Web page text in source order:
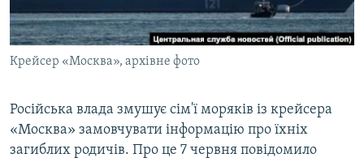
СВІДЧЕННЯ ОКУПАЦІЇ
УКРАЇНСЬКА ПРОБЛЕМА КРИМУ
ІНФОГРАФІКА
Qırımtatar
ДОЛУЧАЙСЯ!
Усі сайти RFE/RL
Крейсер «Москва», архівне фото
Російська влада змушує сім'ї моряків із крейсера
«Москва» замовчувати інформацію про їхніх
загиблих родичів. Про це 7 червня повідомило